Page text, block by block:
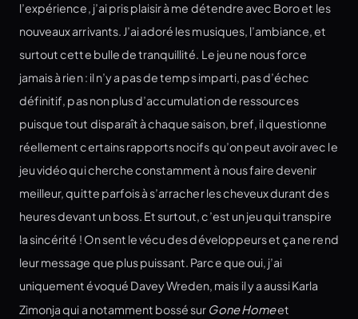
l’expérience, j’ai pris plaisir à me détendre avec Boro et les
nouveaux arrivants. J’ai adoré les musiques, l’ambiance, et
surtout cette bulle de tranquillité. Le jeu ne nous force
jamais à rien : il n’y a pas de temps imparti, pas d’échec
définitif, pas non plus d’accumulation de ressources
puisque tout disparaît à chaque saison, bref, il questionne
réellement certains rapports nocifs qu’on peut avoir avec le
jeu vidéo qui cherche constamment à nous faire devenir
meilleur, quitte parfois à s’arracher les cheveux durant des
heures devant un boss. Et surtout, c’est un jeu qui transpire
la sincérité ! On sent le vécu des développeurs et ça ne rend
leur message que plus puissant. Parce que oui, j’ai
uniquement évoqué Davey Wreden, mais il y a aussi Karla
Zimonja qui a notamment bossé sur Gone Homeet